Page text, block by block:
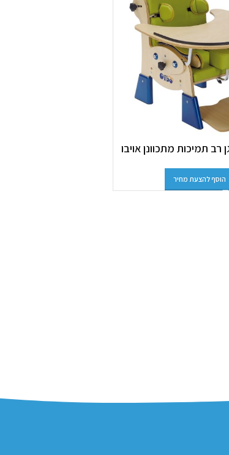
הוסף להצעת מחיר